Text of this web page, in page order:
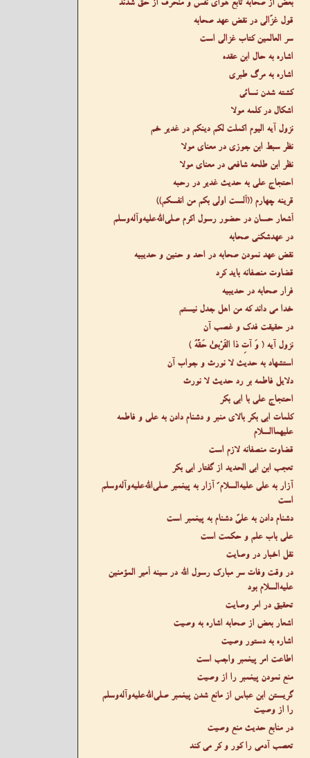
بعض از صحابه تابع هوای نفس و منحرف از حق شدند
قول غزّالی در نقض عهد صحابه
سر العالمین کتاب غزالی است
اشاره به حال ابن عقده
اشاره به مرگ طبری
کشته شدن نسائی
اشکال در کلمه مولا
نزول آیه الیوم اکملت لکم دینکم در غدیر خم
نظر سبط ابن جوزی در معنای مولا
نظر ابن طلحه شافعی در معنای مولا
احتجاج علی به حدیث غدیر در رحبه
قرینه چهارم ((ألست اولی بکم من انفسکم))
أشعار حسان در حضور رسول اکرم صلى‌الله‌عليه‌وآله‌وسلم
در عهدشکنی صحابه
نقض عهد نمودن صحابه در احد و حنین و حدیبیه
قضاوت منصفانه باید کرد
فرار صحابه در حدیبیه
خدا می داند که من اهل جدل نیستم
در حقیقت فدک و غصب آن
نزول آیه ( وَ آتِ ذَا الْقُرْبیٰ حَقَّهُ )
استشهاد به حدیث لا نورث و جواب آن
دلایل فاطمه بر رد حدیث لا نورث
احتجاج علی با ابی بکر
کلمات ابی بکر بالای منبر و دشنام دادن به علی و فاطمه
عليهما‌السلام
قضاوت منصفانه لازم است
تعجب ابن ابی الحدید از گفتار ابی بکر
آزار به علی عليه‌السلام ّ آزار به پیغمبر صلى‌الله‌عليه‌وآله‌وسلم
است
دشنام دادن به علیّ دشنام به پیغمبر است
علی باب علم و حکمت است
نقل اخبار در وصایت
در وقت وفات سر مبارک رسول الله در سینه أمیر المؤمنین
عليه‌السلام بود
تحقیق در امر وصایت
اشعار بعض از صحابه اشاره به وصیت
اشاره به دستور وصیت
اطاعت امر پیغمبر واجب است
منع نمودن پیغمبر را از وصیت
گریستن ابن عباس از مانع شدن پیغمبر صلى‌الله‌عليه‌وآله‌وسلم
را از وصیت
در منابع حدیث منع وصیت
تعصب آدمی را کور و کر می کند